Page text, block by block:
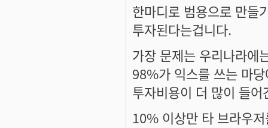
한마디로 범용으로 만들
투자된다는겁니다.
가장 문제는 우리나라에
98%가 익스를 쓰는 마
투자비용이 더 많이 들
10% 이상만 타 브라우